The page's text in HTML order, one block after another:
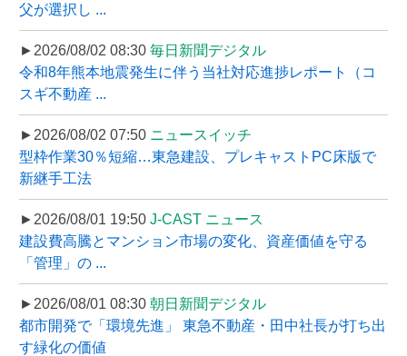
父が選択し ...
►2026/08/02 08:30 毎日新聞デジタル
令和8年熊本地震発生に伴う当社対応進捗レポート（コ
スギ不動産 ...
►2026/08/02 07:50 ニュースイッチ
型枠作業30％短縮…東急建設、プレキャストPC床版で
新継手工法
►2026/08/01 19:50 J-CAST ニュース
建設費高騰とマンション市場の変化、資産価値を守る
「管理」の ...
►2026/08/01 08:30 朝日新聞デジタル
都市開発で「環境先進」 東急不動産・田中社長が打ち出
す緑化の価値